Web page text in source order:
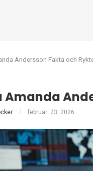
Andersson Fakta och
Amanda
februari 23, 2026